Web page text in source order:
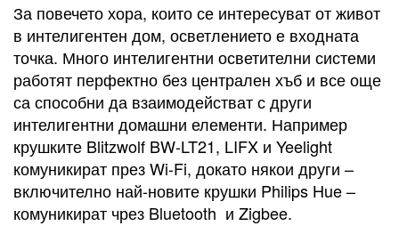
За повечето хора, които се интересуват от живот
в интелигентен дом, осветлението е входната
точка. Много интелигентни осветителни системи
работят перфектно без централен хъб и все още
са способни да взаимодействат с други
интелигентни домашни елементи. Например
крушките Blitzwolf BW-LT21, LIFX и Yeelight
комуникират през Wi-Fi, докато някои други –
включително най-новите крушки Philips Hue –
комуникират чрез Bluetooth и Zigbee.